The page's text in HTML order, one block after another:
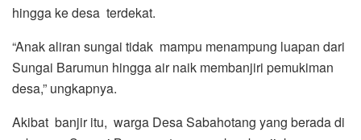
hingga ke desa terdekat.
“Anak aliran sungai tidak mampu menampung luapan dari
Sungai Barumun hingga air naik membanjiri pemukiman
desa,” ungkapnya.
Akibat banjir itu, warga Desa Sabahotang yang berada di